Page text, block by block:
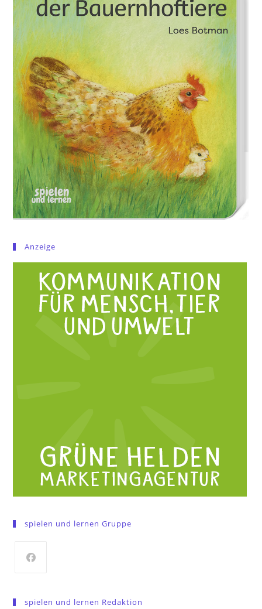
Anzeige
spielen und lernen Gruppe
spielen und lernen Redaktion